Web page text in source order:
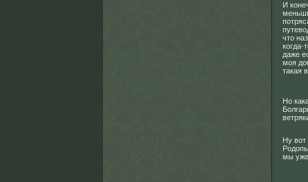
И
что
когда-
даже
моя
такая
Но
Ну
мы